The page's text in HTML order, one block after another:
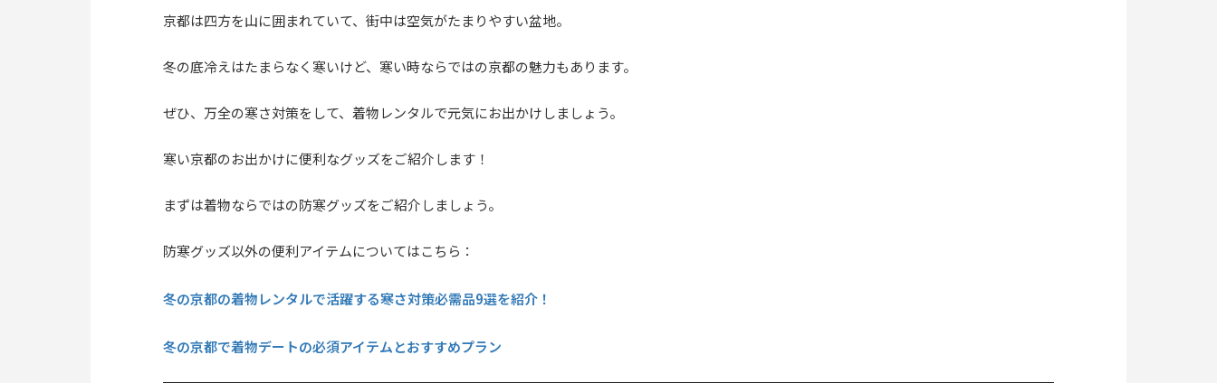
京都は四方を山に囲まれていて、街中は空気がたまりやすい盆地。
冬の底冷えはたまらなく寒いけど、寒い時ならではの京都の魅力もあります。
ぜひ、万全の寒さ対策をして、着物レンタルで元気にお出かけしましょう。
寒い京都のお出かけに便利なグッズをご紹介します！
まずは着物ならではの防寒グッズをご紹介しましょう。
防寒グッズ以外の便利アイテムについてはこちら：
冬の京都の着物レンタルで活躍する寒さ対策必需品9選を紹介！
冬の京都で着物デートの必須アイテムとおすすめプラン